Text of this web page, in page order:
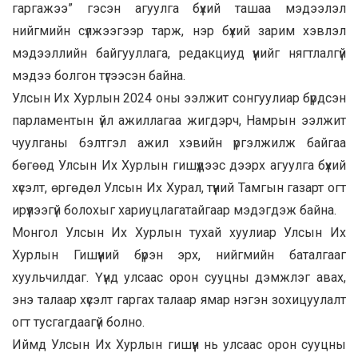
гаргажээ” гэсэн агуулга бүхий ташаа мэдээлэл
нийгмийн сүлжээгээр тарж, нэр бүхий зарим хэвлэл
мэдээллийн байгууллага, редакциуд үүнийг нягтлалгүй
мэдээ болгон түгээсэн байна.
Улсын Их Хурлын 2024 оны ээлжит сонгуулиар бүрдсэн
парламентын үйл ажиллагаа жигдэрч, Намрын ээлжит
чуулганы бэлтгэл ажил хэвийн үргэлжилж байгаа
бөгөөд Улсын Их Хурлын гишүүдээс дээрх агуулга бүхий
хүсэлт, өргөдөл Улсын Их Хурал, түүний Тамгын газарт огт
ирүүлээгүй болохыг хариуцлагатайгаар мэдэгдэж байна.
Монгол Улсын Их Хурлын тухай хуулиар Улсын Их
Хурлын Гишүүний бүрэн эрх, нийгмийн баталгааг
хуульчилдаг. Үүнд улсаас орон сууцны дэмжлэг авах,
энэ талаар хүсэлт гаргах талаар ямар нэгэн зохицуулалт
огт тусгагдаагүй болно.
Иймд Улсын Их Хурлын гишүүн нь улсаас орон сууцны